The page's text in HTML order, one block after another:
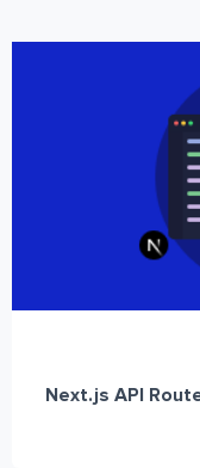
Next.js API